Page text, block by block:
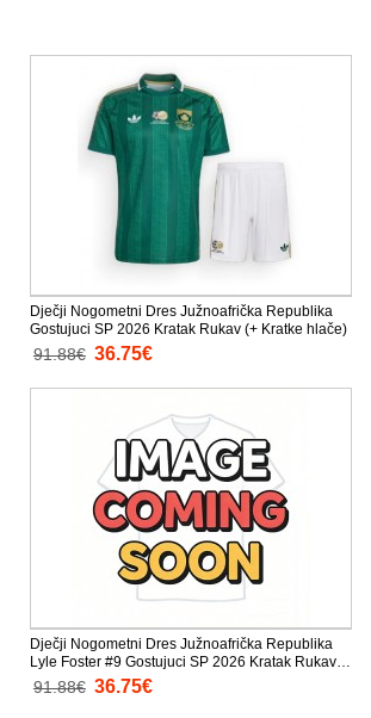
Dječji Nogometni Dres Južnoafrička Republika
Gostujuci SP 2026 Kratak Rukav (+ Kratke hlače)
91.88€ 36.75€
Dječji Nogometni Dres Južnoafrička Republika
Lyle Foster #9 Gostujuci SP 2026 Kratak Rukav
(+ Kratke hlače)
91.88€ 36.75€